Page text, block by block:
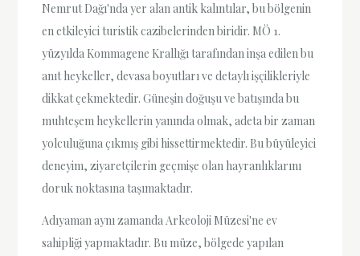
Nemrut Dağı'nda yer alan antik kalıntılar, bu bölgenin
en etkileyici turistik cazibelerinden biridir. MÖ 1.
yüzyılda Kommagene Krallığı tarafından inşa edilen bu
anıt heykeller, devasa boyutları ve detaylı işçilikleriyle
dikkat çekmektedir. Güneşin doğuşu ve batışında bu
muhteşem heykellerin yanında olmak, adeta bir zaman
yolculuğuna çıkmış gibi hissettirmektedir. Bu büyüleyici
deneyim, ziyaretçilerin geçmişe olan hayranlıklarını
doruk noktasına taşımaktadır.
Adıyaman aynı zamanda Arkeoloji Müzesi'ne ev
sahipliği yapmaktadır. Bu müze, bölgede yapılan